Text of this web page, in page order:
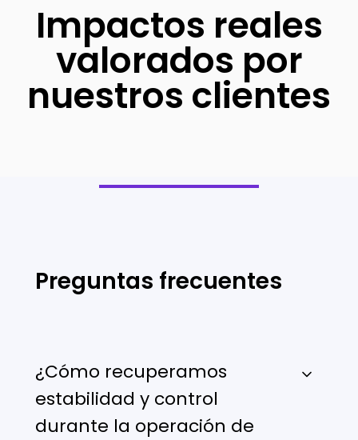
Impactos reales
valorados por
nuestros clientes
Preguntas frecuentes
¿Cómo recuperamos
estabilidad y control
durante la operación de